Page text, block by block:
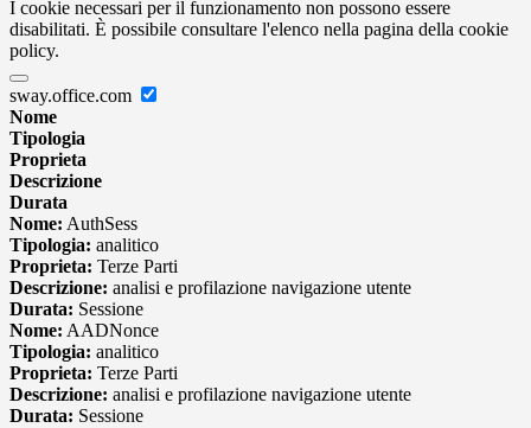
I cookie necessari per il funzionamento non possono essere
disabilitati. È possibile consultare l'elenco nella pagina della cookie
policy.
sway.office.com
Nome
Tipologia
Proprieta
Descrizione
Durata
Nome: AuthSess
Tipologia: analitico
Proprieta: Terze Parti
Descrizione: analisi e profilazione navigazione utente
Durata: Sessione
Nome: AADNonce
Tipologia: analitico
Proprieta: Terze Parti
Descrizione: analisi e profilazione navigazione utente
Durata: Sessione